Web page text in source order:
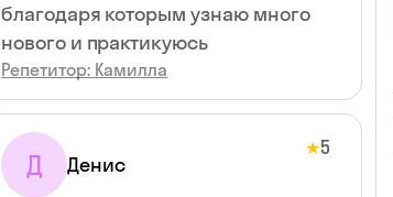
благодаря которым узнаю много
нового и практикуюсь
Репетитор: Камилла
Д Денис
★5